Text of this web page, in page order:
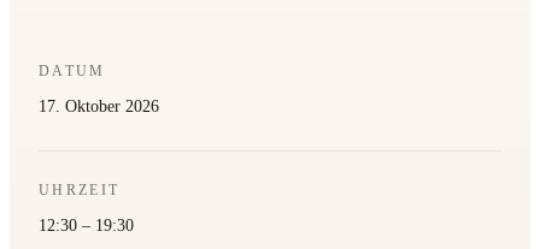
DATUM
17. Oktober 2026
UHRZEIT
12:30 – 19:30